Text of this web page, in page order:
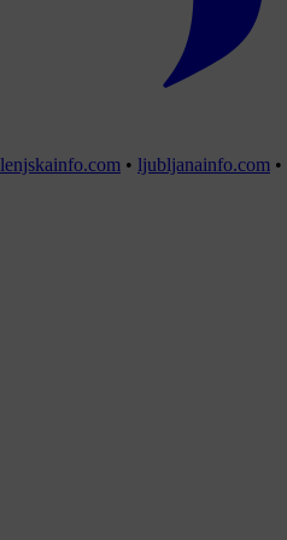
• ljubljanainfo.com •